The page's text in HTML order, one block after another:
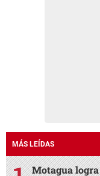
MÁS LEÍDAS
Motagua